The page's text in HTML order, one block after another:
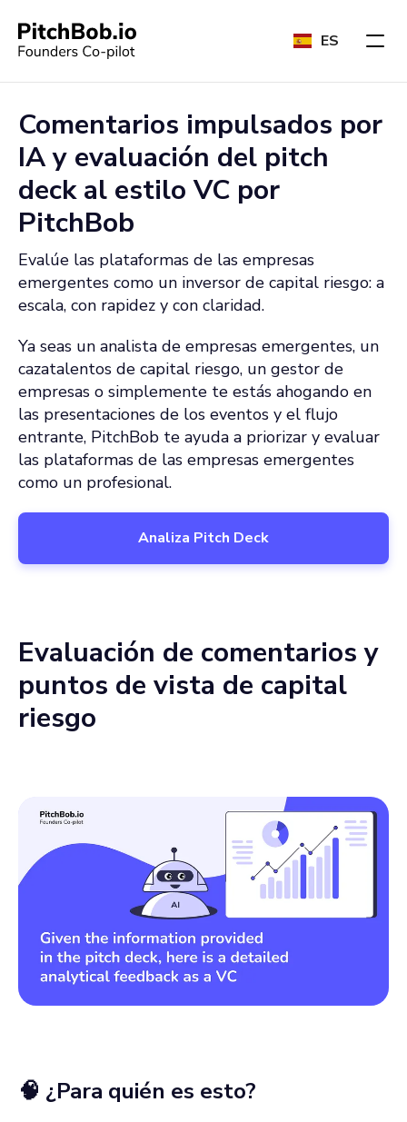
ES
Comentarios impulsados por
IA y evaluación del pitch
deck al estilo VC por
PitchBob
Evalúe las plataformas de las empresas
emergentes como un inversor de capital riesgo: a
escala, con rapidez y con claridad.
Ya seas un analista de empresas emergentes, un
cazatalentos de capital riesgo, un gestor de
empresas o simplemente te estás ahogando en
las presentaciones de los eventos y el flujo
entrante, PitchBob te ayuda a priorizar y evaluar
las plataformas de las empresas emergentes
como un profesional.
Analiza Pitch Deck
Evaluación de comentarios y
puntos de vista de capital
riesgo
🧠 ¿Para quién es esto?